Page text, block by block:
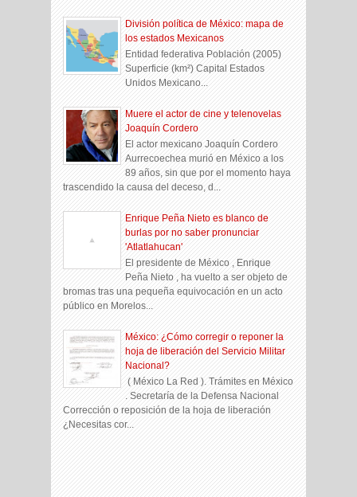
División política de México: mapa de
los estados Mexicanos
Entidad federativa Población (2005)
Superficie (km²) Capital Estados
Unidos Mexicano...
Muere el actor de cine y telenovelas
Joaquín Cordero
El actor mexicano Joaquín Cordero
Aurrecoechea murió en México a los
89 años, sin que por el momento haya
trascendido la causa del deceso, d...
Enrique Peña Nieto es blanco de
burlas por no saber pronunciar
'Atlatlahucan'
El presidente de México , Enrique
Peña Nieto , ha vuelto a ser objeto de
bromas tras una pequeña equivocación en un acto
público en Morelos...
México: ¿Cómo corregir o reponer la
hoja de liberación del Servicio Militar
Nacional?
( México La Red ). Trámites en México
. Secretaría de la Defensa Nacional
Corrección o reposición de la hoja de liberación
¿Necesitas cor...